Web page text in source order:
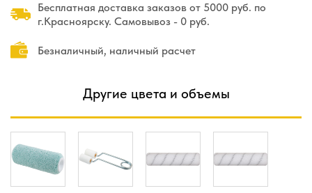
Бесплатная доставка заказов от 5000 руб. по
г.Красноярску. Самовывоз - 0 руб.
Безналичный, наличный расчет
Другие цвета и объемы